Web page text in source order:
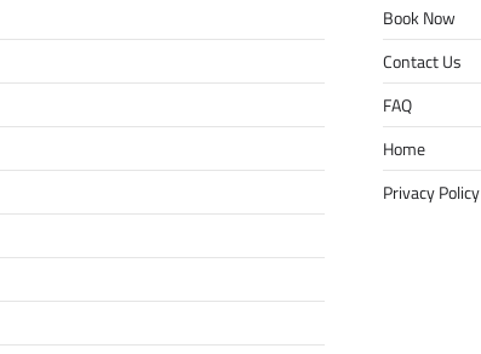
Book Now
Contact Us
FAQ
Home
Privacy Policy